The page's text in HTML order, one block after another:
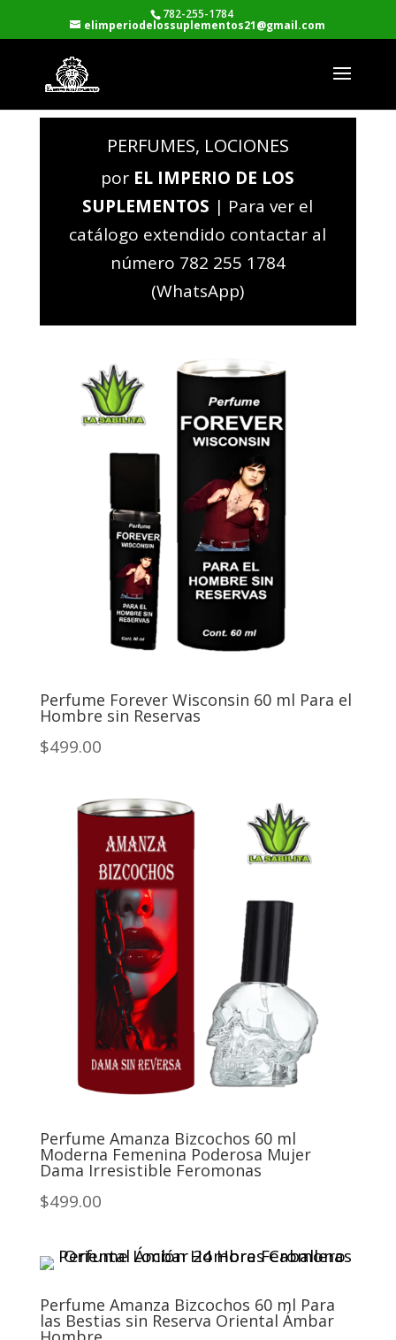
782-255-1784
elimperiodelossuplementos21@gmail.com
PERFUMES, LOCIONES
por EL IMPERIO DE LOS
SUPLEMENTOS | Para ver el
catálogo extendido contactar al
número 782 255 1784
(WhatsApp)
Perfume Forever Wisconsin 60 ml Para el
Hombre sin Reservas
$499.00
Perfume Amanza Bizcochos 60 ml
Moderna Femenina Poderosa Mujer
Dama Irresistible Feromonas
$499.00
Perfume Amanza Bizcochos 60 ml Para
las Bestias sin Reserva Oriental Ámbar